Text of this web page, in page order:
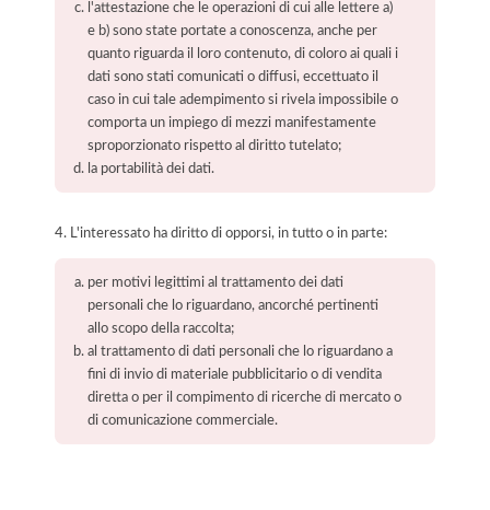
l'attestazione che le operazioni di cui alle lettere a)
e b) sono state portate a conoscenza, anche per
quanto riguarda il loro contenuto, di coloro ai quali i
dati sono stati comunicati o diffusi, eccettuato il
caso in cui tale adempimento si rivela impossibile o
comporta un impiego di mezzi manifestamente
sproporzionato rispetto al diritto tutelato;
la portabilità dei dati.
4. L'interessato ha diritto di opporsi, in tutto o in parte:
per motivi legittimi al trattamento dei dati
personali che lo riguardano, ancorché pertinenti
allo scopo della raccolta;
al trattamento di dati personali che lo riguardano a
fini di invio di materiale pubblicitario o di vendita
diretta o per il compimento di ricerche di mercato o
di comunicazione commerciale.